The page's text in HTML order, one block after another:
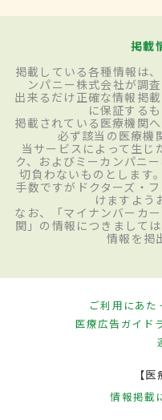
掲載
掲載している各種情報は
ンパニー株式会社が調
出来るだけ正確な情報掲
に保証する
掲載されている医療機関
必ず該当の医療機
当サービスによって生じ
ク、およびミーカンパニ
切負わないものとします
手数ですがドクターズ・
けますよう
なお、「マイナンバーカ
関」の情報につきまして
情報を掲
ご利用にあた
医療広告ガイド
【
情報掲載